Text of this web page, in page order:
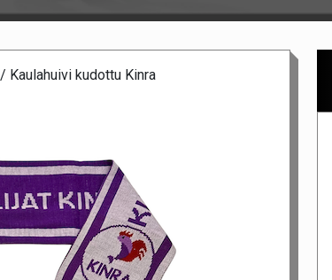
/ Kaulahuivi kudottu Kinra